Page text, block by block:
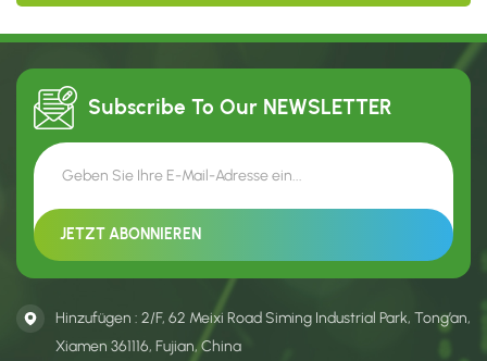
Subscribe To Our NEWSLETTER
Hinzufügen : 2/F, 62 Meixi Road Siming Industrial Park, Tong’an,
Xiamen 361116, Fujian, China